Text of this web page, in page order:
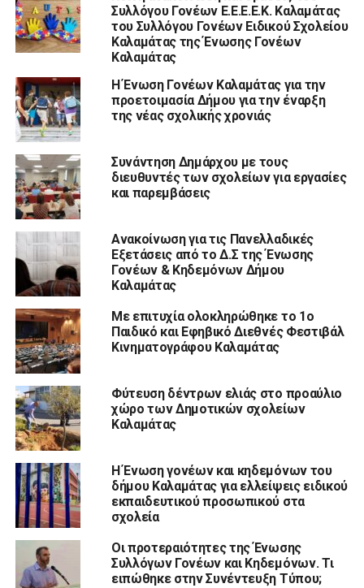
Συλλόγου Γονέων Ε.Ε.Ε.Ε.Κ. Καλαμάτας
του Συλλόγου Γονέων Ειδικού Σχολείου
Καλαμάτας της Ένωσης Γονέων
Καλαμάτας
Η Ένωση Γονέων Καλαμάτας για την
προετοιμασία Δήμου για την έναρξη
της νέας σχολικής χρονιάς
Συνάντηση Δημάρχου με τους
διευθυντές των σχολείων για εργασίες
και παρεμβάσεις
Ανακοίνωση για τις Πανελλαδικές
Εξετάσεις από το Δ.Σ της Ένωσης
Γονέων & Κηδεμόνων Δήμου
Καλαμάτας
Με επιτυχία ολοκληρώθηκε το 1ο
Παιδικό και Εφηβικό Διεθνές Φεστιβάλ
Κινηματογράφου Καλαμάτας
Φύτευση δέντρων ελιάς στο προαύλιο
χώρο των Δημοτικών σχολείων
Καλαμάτας
Η Ένωση γονέων και κηδεμόνων του
δήμου Καλαμάτας για ελλείψεις ειδικού
εκπαιδευτικού προσωπικού στα
σχολεία
Οι προτεραιότητες της Ένωσης
Συλλόγων Γονέων και Κηδεμόνων. Τι
ειπώθηκε στην Συνέντευξη Τύπου;